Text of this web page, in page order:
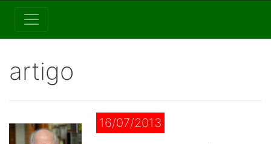
artigo
16/07/2013